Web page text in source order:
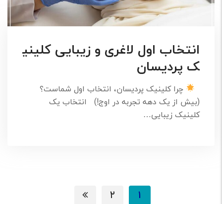
انتخاب اول لاغری و زیبایی کلینی
ک پردیسان
چرا کلینیک پردیسان، انتخاب اول شماست؟
(بیش از یک دهه تجربه در اوج!) انتخاب یک
کلینیک زیبایی…
۱ ۲